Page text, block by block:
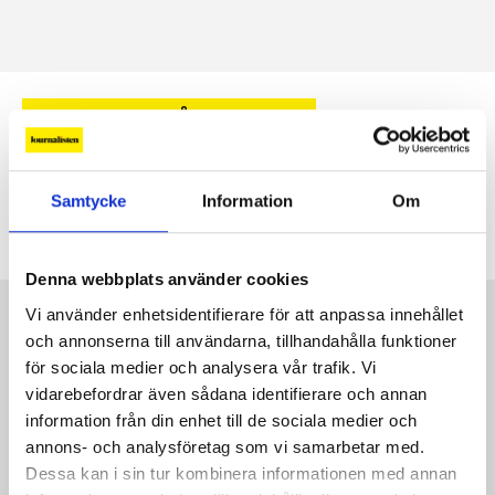
Samtycke Information Om
Denna webbplats använder cookies
Vi använder enhetsidentifierare för att anpassa innehållet
och annonserna till användarna, tillhandahålla funktioner
för sociala medier och analysera vår trafik. Vi
vidarebefordrar även sådana identifierare och annan
information från din enhet till de sociala medier och
annons- och analysföretag som vi samarbetar med.
Dessa kan i sin tur kombinera informationen med annan
CHRISTER MÅRDBRANT
Kontakt
Så kontaktar du Journalisten:
Kundservice
Redaktionen